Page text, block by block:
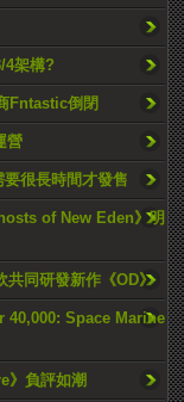
4架構?
Fntastic倒閉
營
要很長時間才發售
of New Eden》明
共同研發新作《OD》
40,000: Space Marine
》負評如潮